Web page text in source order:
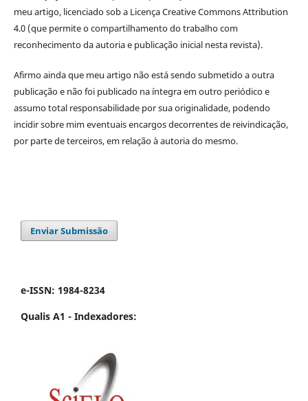
meu artigo, licenciado sob a Licença Creative Commons Attribution
4.0 (que permite o compartilhamento do trabalho com
reconhecimento da autoria e publicação inicial nesta revista).
Afirmo ainda que meu artigo não está sendo submetido a outra
publicação e não foi publicado na íntegra em outro periódico e
assumo total responsabilidade por sua originalidade, podendo
incidir sobre mim eventuais encargos decorrentes de reivindicação,
por parte de terceiros, em relação à autoria do mesmo.
Enviar Submissão
e-ISSN: 1984-8234
Qualis A1 - Indexadores: